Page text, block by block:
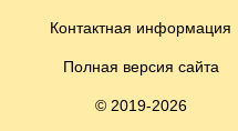
Контактная информация
Полная версия сайта
© 2019-2026